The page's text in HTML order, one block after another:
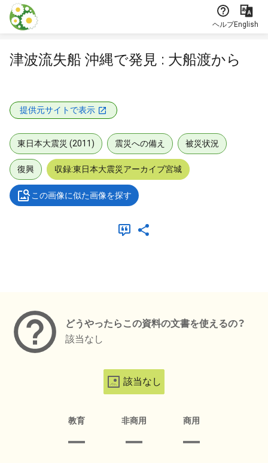
本文に飛ぶ
ヘルプEnglish
津波流失船 沖縄で発見 : 大船渡から
提供元サイトで表示
東日本大震災 (2011) 震災への備え 被災状況
復興 収録:東日本大震災アーカイブ宮城
この画像に似た画像を探す
どうやったらこの資料の文書を使えるの？
該当なし
該当なし
教育 非商用 商用